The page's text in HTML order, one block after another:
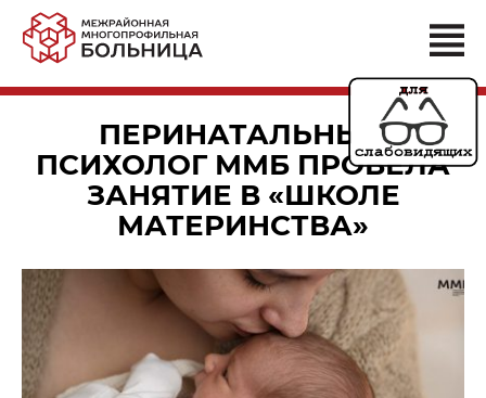
ПЕРИНАТАЛЬНЫЙ
ПСИХОЛОГ ММБ ПРОВЕЛА
ЗАНЯТИЕ В «ШКОЛЕ
МАТЕРИНСТВА»